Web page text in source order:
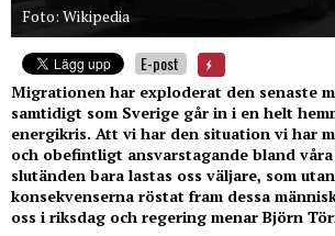
Foto: Wikipedia
E-post
Migrationen har exploderat den senaste
samtidigt som Sverige går in i en helt
energikris. Att vi har den situation vi har
och obefintligt ansvarstagande bland
slutänden bara lastas oss väljare, som
konsekvenserna röstat fram dessa
oss i riksdag och regering menar Björn